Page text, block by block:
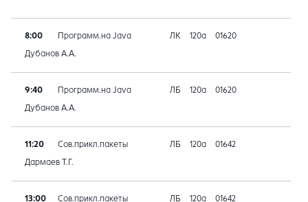
8:00 Программ.на Java ЛК 120а 01620
Дубанов А.А.
9:40 Программ.на Java ЛБ 120а 01620
Дубанов А.А.
11:20 Сов.прикл.пакеты ЛБ 120а 01642
Дармаев Т.Г.
13:00 Сов.прикл.пакеты ЛБ 120а 01642